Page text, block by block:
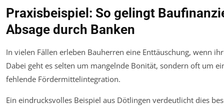
Praxisbeispiel: So gelingt
Absage durch Banken
In vielen Fällen erleben Bauherren eine Enttäuschung, wenn
Dabei geht es selten um mangelnde Bonität, sondern oft um
fehlende Fördermittelintegration.
Ein eindrucksvolles Beispiel aus Dötlingen verdeutlicht dies